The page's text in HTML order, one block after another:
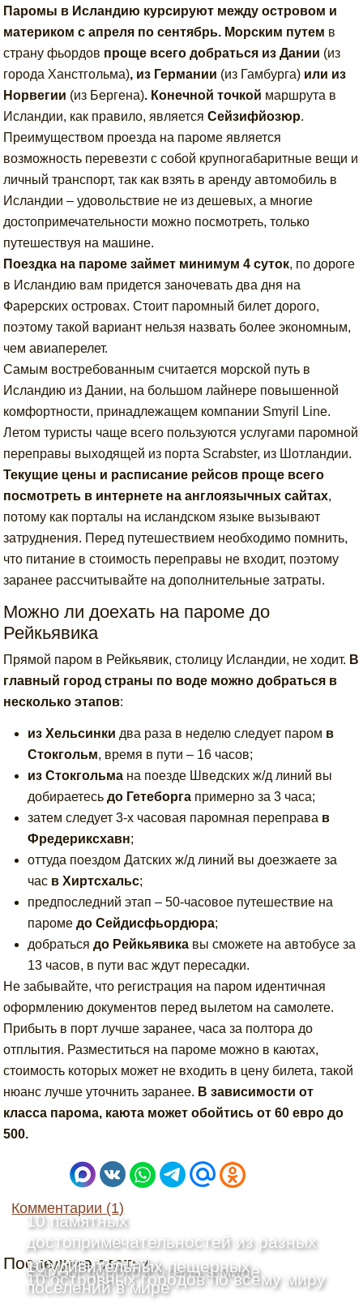
Паромы в Исландию курсируют между островом и
материком с апреля по сентябрь. Морским путем в
страну фьордов проще всего добраться из Дании (из
города Ханстгольма), из Германии (из Гамбурга) или из
Норвегии (из Бергена). Конечной точкой маршрута в
Исландии, как правило, являетсяСейзифйозюр.
Преимуществом проезда на пароме является
возможность перевезти с собой крупногабаритные вещи и
личный транспорт, так как взять в аренду автомобиль в
Исландии – удовольствие не из дешевых, а многие
достопримечательности можно посмотреть, только
путешествуя на машине.
Поездка на пароме займет минимум 4 суток, по дороге
в Исландию вам придется заночевать два дня на
Фарерских островах. Стоит паромный билет дорого,
поэтому такой вариант нельзя назвать более экономным,
чем авиаперелет.
Самым востребованным считается морской путь в
Исландию из Дании, на большом лайнере повышенной
комфортности, принадлежащем компании Smyril Line.
Летом туристы чаще всего пользуются услугами паромной
переправы выходящей из порта Scrabster, из Шотландии.
Текущие цены и расписание рейсов проще всего
посмотреть в интернете на англоязычных сайтах,
потому как порталы на исландском языке вызывают
затруднения. Перед путешествием необходимо помнить,
что питание в стоимость переправы не входит, поэтому
заранее рассчитывайте на дополнительные затраты.
Можно ли доехать на пароме до
Рейкьявика
Прямой паром в Рейкьявик, столицу Исландии, не ходит. В
главный город страны по воде можно добраться в
несколько этапов:
из Хельсинки два раза в неделю следует паром в
Стокгольм, время в пути – 16 часов;
из Стокгольма на поезде Шведских ж/д линий вы
добираетесьдо Гетеборга примерно за 3 часа;
затем следует 3-х часовая паромная переправа в
Фредериксхавн;
оттуда поездом Датских ж/д линий вы доезжаете за
час в Хиртсхальс;
предпоследний этап – 50-часовое путешествие на
паромедо Сейдисфьордюра;
добратьсядо Рейкьявика вы сможете на автобусе за
13 часов, в пути вас ждут пересадки.
Не забывайте, что регистрация на паром идентичная
оформлению документов перед вылетом на самолете.
Прибыть в порт лучше заранее, часа за полтора до
отплытия. Разместиться на пароме можно в каютах,
стоимость которых может не входить в цену билета, такой
нюанс лучше уточнить заранее. В зависимости от
класса парома, каюта может обойтись от 60 евро до
500.
Комментарии (1)
Последние статьи
10 памятных
достопримечательностей из разных
уголков планеты
Самый дорогой отель в мире
10 островных городов по всему миру
10 удивительных пещерных
поселений в мире